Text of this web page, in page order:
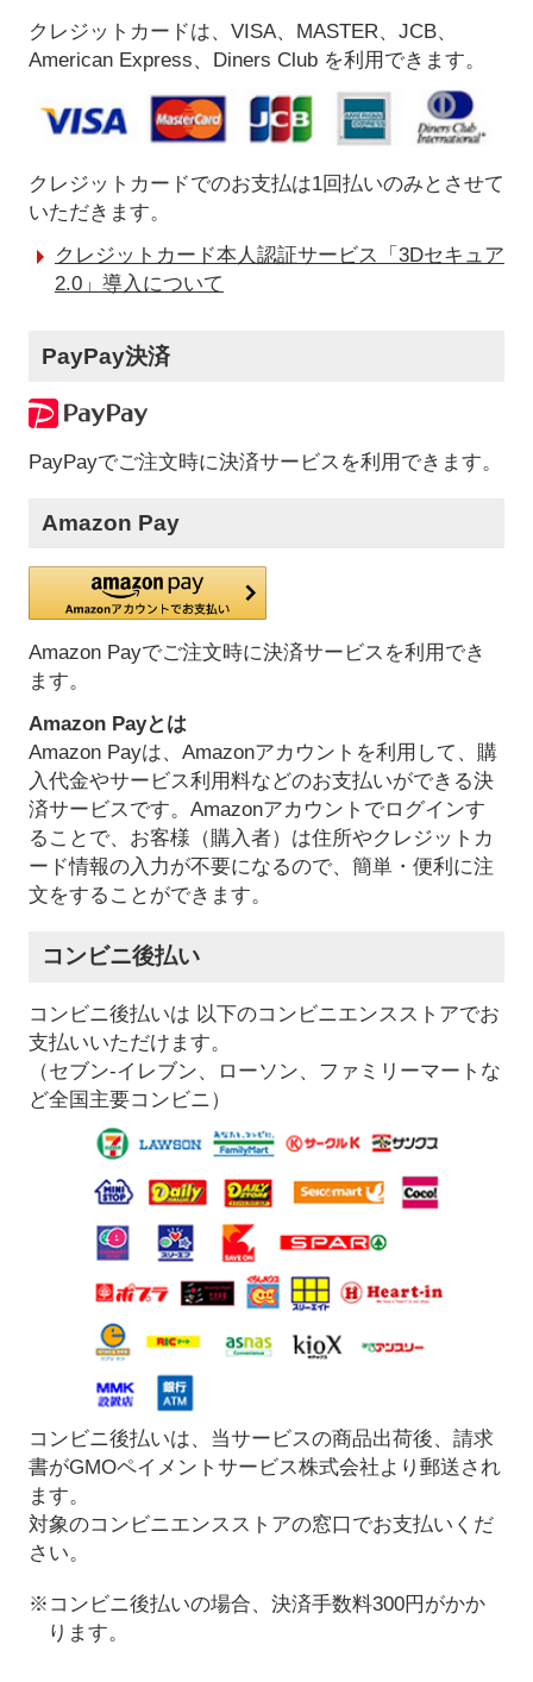
クレジットカードは、VISA、MASTER、JCB、
American Express、Diners Club を利用できます。
クレジットカードでのお支払は1回払いのみとさせて
いただきます。
クレジットカード本人認証サービス「3Dセキュア
2.0」導入について
PayPay決済
PayPayでご注文時に決済サービスを利用できます。
Amazon Pay
Amazon Payでご注文時に決済サービスを利用でき
ます。
Amazon Payとは
Amazon Payは、Amazonアカウントを利用して、購
入代金やサービス利用料などのお支払いができる決
済サービスです。Amazonアカウントでログインす
ることで、お客様（購入者）は住所やクレジットカ
ード情報の入力が不要になるので、簡単・便利に注
文をすることができます。
コンビニ後払い
コンビニ後払いは 以下のコンビニエンスストアでお
支払いいただけます。
（セブン-イレブン、ローソン、ファミリーマートな
ど全国主要コンビニ）
コンビニ後払いは、当サービスの商品出荷後、請求
書がGMOペイメントサービス株式会社より郵送され
ます。
対象のコンビニエンスストアの窓口でお支払いくだ
さい。
※コンビニ後払いの場合、決済手数料300円がかか
ります。